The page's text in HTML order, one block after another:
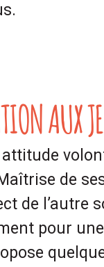
AUX
de
de l’autre
pour